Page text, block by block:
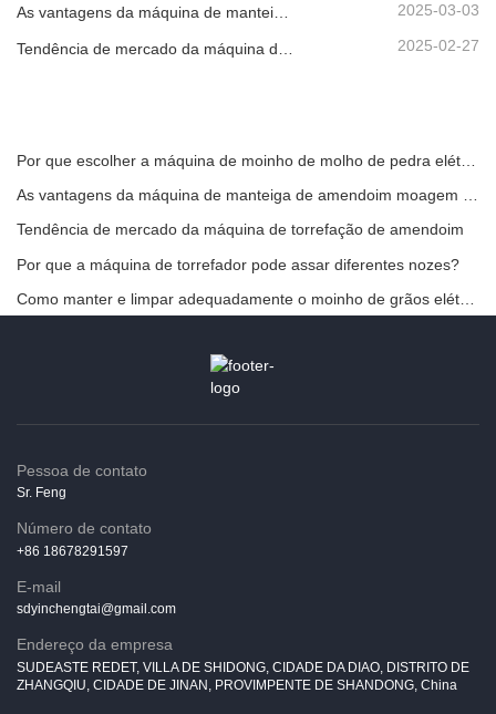
As vantagens da máquina de manteiga de amendoim moagem de pedra 2025-03-03
2025-02-27
Tendência de mercado da máquina de torrefação de amendoim
Por que a máquina de torrefador pode assar diferentes nozes?
Pessoa de contato
Sr. Feng
Número de contato
+86 18678291597
E-mail
sdyinchengtai@gmail.com
Endereço da empresa
SUDEASTE REDET, VILLA DE SHIDONG, CIDADE DA DIAO, DISTRITO DE
ZHANGQIU, CIDADE DE JINAN, PROVIMPENTE DE SHANDONG, China